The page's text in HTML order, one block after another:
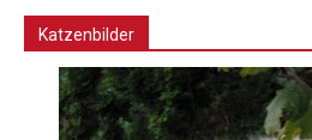
Katzenbilder